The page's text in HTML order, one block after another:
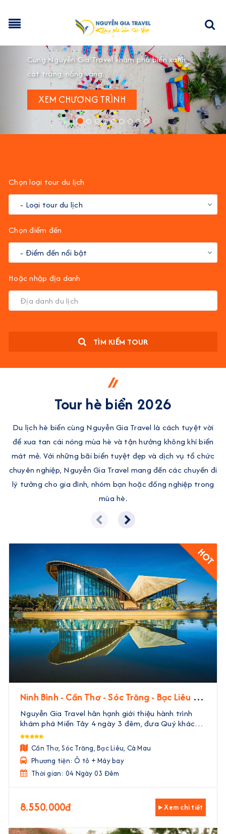
Previous
Chọn loại tour du lịch
Chọn điểm đến
Hoặc nhập địa danh
TÌM KIẾM TOUR
Tour hè biển 2026
Du lịch hè biển cùng Nguyễn Gia Travel là cách tuyệt vời
để xua tan cái nóng mùa hè và tận hưởng không khí biển
mát mẻ. Với những bãi biển tuyệt đẹp và dịch vụ tổ chức
chuyên nghiệp, Nguyễn Gia Travel mang đến các chuyến đi
lý tưởng cho gia đình, nhóm bạn hoặc đồng nghiệp trong
mùa hè.
HOT
Ninh Bình - Cần Thơ - Sóc Trăng - Bạc Liêu -
Cà Mau | 4 Ngày 3 Đêm
Nguyễn Gia Travel hân hạnh giới thiệu hành trình
khám phá Miền Tây 4 ngày 3 đêm, đưa Quý khách
đến với vẻ đẹp trù phú, văn hóa độc đáo và ẩm thực
phong phú của vùng đất phương Nam. Với sự kết
hợp hoà ...
Cần Thơ, Sóc Trăng, Bạc Liêu, Cà Mau
Phương tiện: Ô tô + Máy bay
Thời gian: 04 Ngày 03 Đêm
8.550.000đ ▸ Xem chi tiết